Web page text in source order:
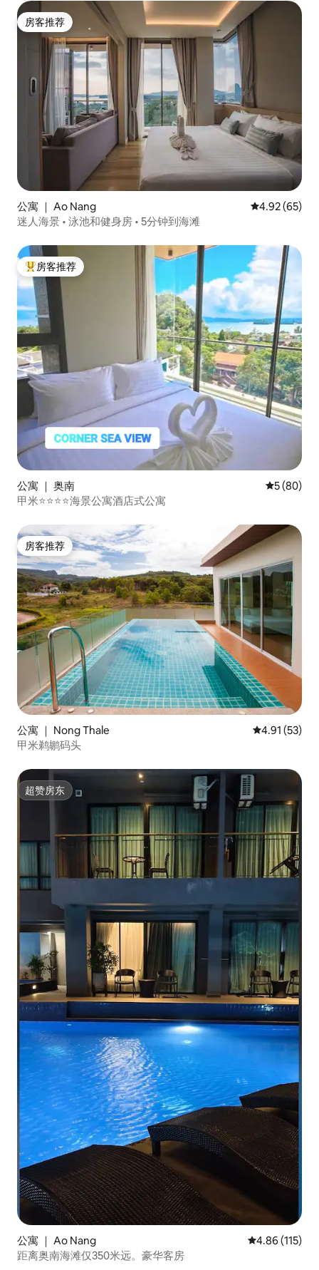
房客推荐
房客推荐
公寓 ｜ Ao Nang 平均评分
4.92 (65)
迷人海景 • 泳池和健身房 • 5分钟到海滩
热门「房客推荐」
房客推荐
公寓 ｜ 奥南 平均评分
5 (80)
甲米⭐⭐⭐⭐海景公寓酒店式公寓
房客推荐
房客推荐
公寓 ｜ Nong Thale 平均评分
4.91 (53)
甲米鹈鹕码头
超赞房东
超赞房东
公寓 ｜ Ao Nang 平均评分 4.86
4.86 (115)
距离奥南海滩仅350米远。豪华客房